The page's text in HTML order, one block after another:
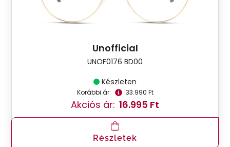
Unofficial
UNOF0176 BD00
Készleten
Korábbi ár: 33.990 Ft
Akciós ár: 16.995 Ft
Részletek